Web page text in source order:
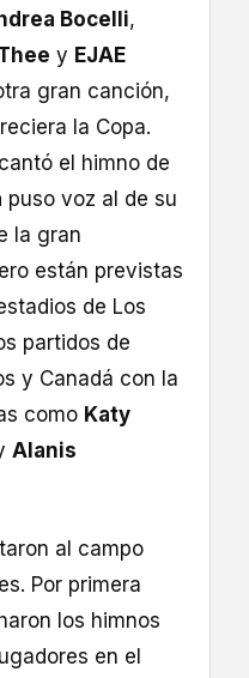
Bocelli,
y EJAE
gran canción,
la Copa.
cantó el himno de
puso voz al de su
la gran
están previstas
de Los
partidos de
y Canadá con la
como Katy
Alanis
al campo
Por primera
los himnos
en el